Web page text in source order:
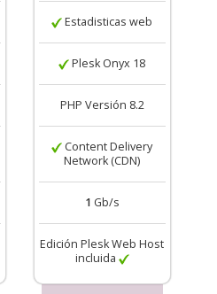
Estadisticas web
Plesk Onyx 18
PHP Versión 8.2
Content Delivery
Network (CDN)
1 Gb/s
Edición Plesk Web Host
incluida